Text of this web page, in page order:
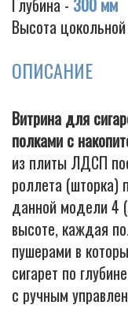
Глубина - 300 мм
Высота
ОПИСАНИЕ
Витрина для
полками с
из плиты ЛДСП
роллета (шторка)
данной модели 4
высоте, каждая
пушерами в
сигарет по
с ручным